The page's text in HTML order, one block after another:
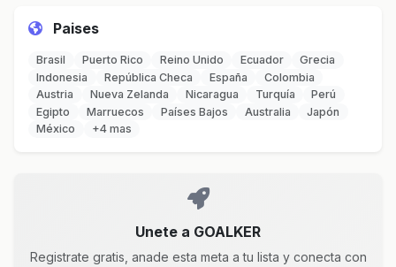
Paises
Brasil Puerto Rico Reino Unido Ecuador
Grecia
Indonesia
República Checa España
Colombia
Austria
Nueva Zelanda Nicaragua Turquía
Perú
Egipto
Marruecos Países Bajos Australia
Japón
México
+4 mas
Unete a GOALKER
Registrate gratis, anade esta meta a tu lista y conecta con